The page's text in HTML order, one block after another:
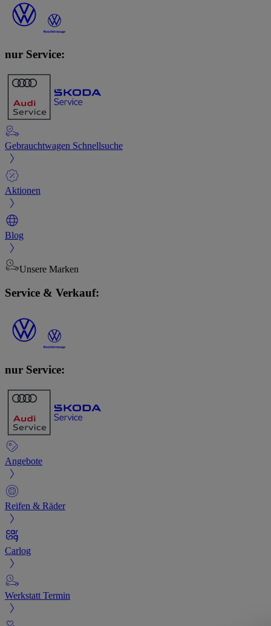
nur Service:
Gebrauchtwagen Schnellsuche
Aktionen
Blog
Unsere Marken
Service & Verkauf:
nur Service:
Angebote
Reifen & Räder
Carlog
Werkstatt Termin